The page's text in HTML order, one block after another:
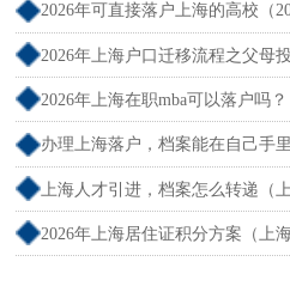
外地大专可以吗）
2026年可直接落户上海的高校（
2026年上海户口迁移流程之父母
需多长时间）
2026年上海在职mba可以落户吗
办理上海落户，档案能在自己手
上海人才引进，档案怎么转递（
作）
2026年上海居住证积分方案（上